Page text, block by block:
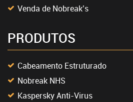
Venda de Nobreak’s
PRODUTOS
Cabeamento Estruturado
Nobreak NHS
Kaspersky Anti-Virus